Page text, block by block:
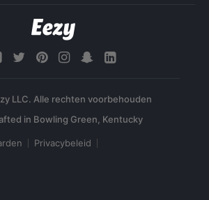
LLC. Alle rechten voorbehouden
Privacybeleid